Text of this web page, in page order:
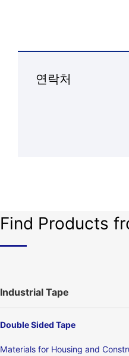
연락처
Find Products
Industrial Tape
Double Sided Tape
Materials for Housing and